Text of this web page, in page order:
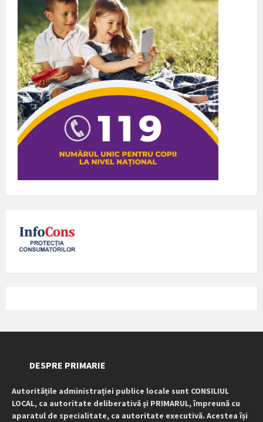
DESPRE PRIMARIE
Autoritățile administrației publice locale sunt CONSILIUL
LOCAL, ca autoritate deliberativă și PRIMARUL, împreună cu
aparatul de specialitate, ca autoritate executivă. Acestea își